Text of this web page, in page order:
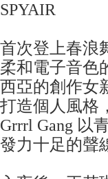
SPYAIR
首次登上春浪
柔和電子音色
西亞的創作女
打造個人風格
Grrrl Gang 以
發力十足的聲